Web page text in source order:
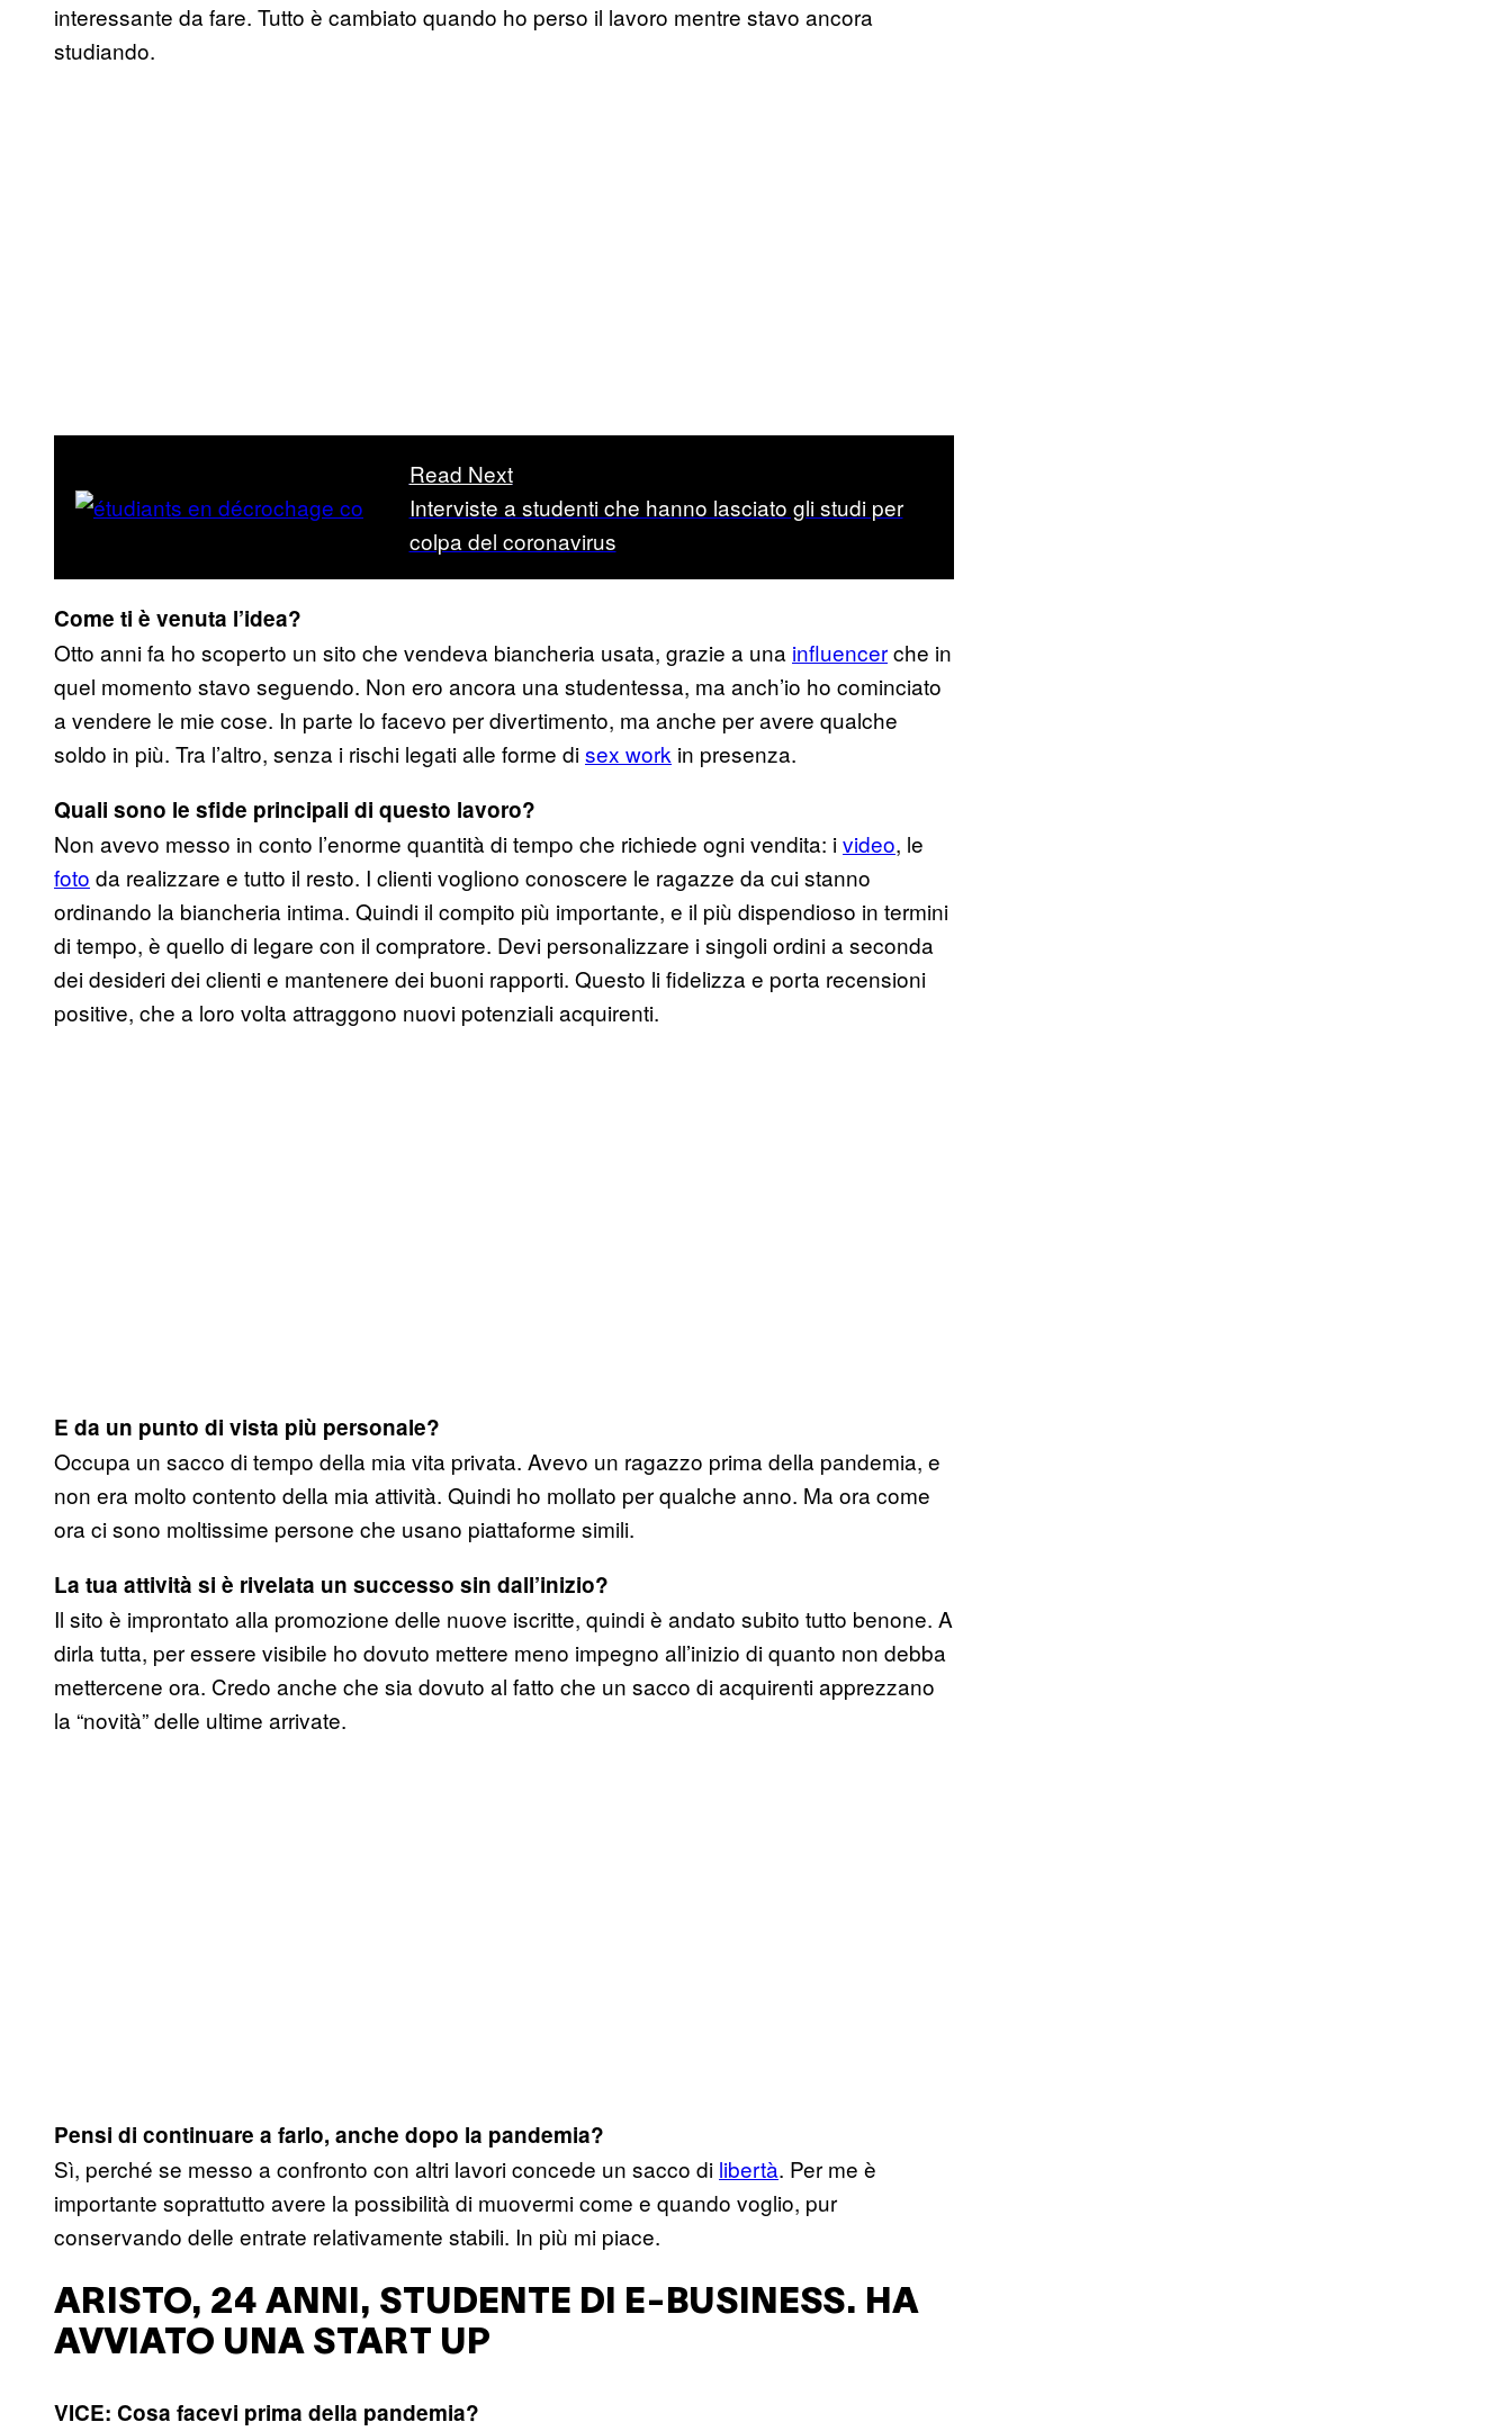
interessante da fare. Tutto è cambiato quando ho perso il lavoro mentre stavo ancora
studiando.
Read Next
Interviste a studenti che hanno lasciato gli studi per
colpa del coronavirus
Come ti è venuta l’idea?
Otto anni fa ho scoperto un sito che vendeva biancheria usata, grazie a una influencerche in
quel momento stavo seguendo. Non ero ancora una studentessa, ma anch’io ho cominciato
a vendere le mie cose. In parte lo facevo per divertimento, ma anche per avere qualche
soldo in più. Tra l’altro, senza i rischi legati alle forme disex work in presenza.
Quali sono le sfide principali di questo lavoro?
Non avevo messo in conto l’enorme quantità di tempo che richiede ogni vendita: ivideo, le
foto da realizzare e tutto il resto. I clienti vogliono conoscere le ragazze da cui stanno
ordinando la biancheria intima. Quindi il compito più importante, e il più dispendioso in termini
di tempo, è quello di legare con il compratore. Devi personalizzare i singoli ordini a seconda
dei desideri dei clienti e mantenere dei buoni rapporti. Questo li fidelizza e porta recensioni
positive, che a loro volta attraggono nuovi potenziali acquirenti.
E da un punto di vista più personale?
Occupa un sacco di tempo della mia vita privata. Avevo un ragazzo prima della pandemia, e
non era molto contento della mia attività. Quindi ho mollato per qualche anno. Ma ora come
ora ci sono moltissime persone che usano piattaforme simili.
La tua attività si è rivelata un successo sin dall’inizio?
Il sito è improntato alla promozione delle nuove iscritte, quindi è andato subito tutto benone. A
dirla tutta, per essere visibile ho dovuto mettere meno impegno all’inizio di quanto non debba
mettercene ora. Credo anche che sia dovuto al fatto che un sacco di acquirenti apprezzano
la “novità” delle ultime arrivate.
Pensi di continuare a farlo, anche dopo la pandemia?
Sì, perché se messo a confronto con altri lavori concede un sacco di libertà. Per me è
importante soprattutto avere la possibilità di muovermi come e quando voglio, pur
conservando delle entrate relativamente stabili. In più mi piace.
ARISTO, 24 ANNI, STUDENTE DI E-BUSINESS. HA
AVVIATO UNA START UP
VICE: Cosa facevi prima della pandemia?